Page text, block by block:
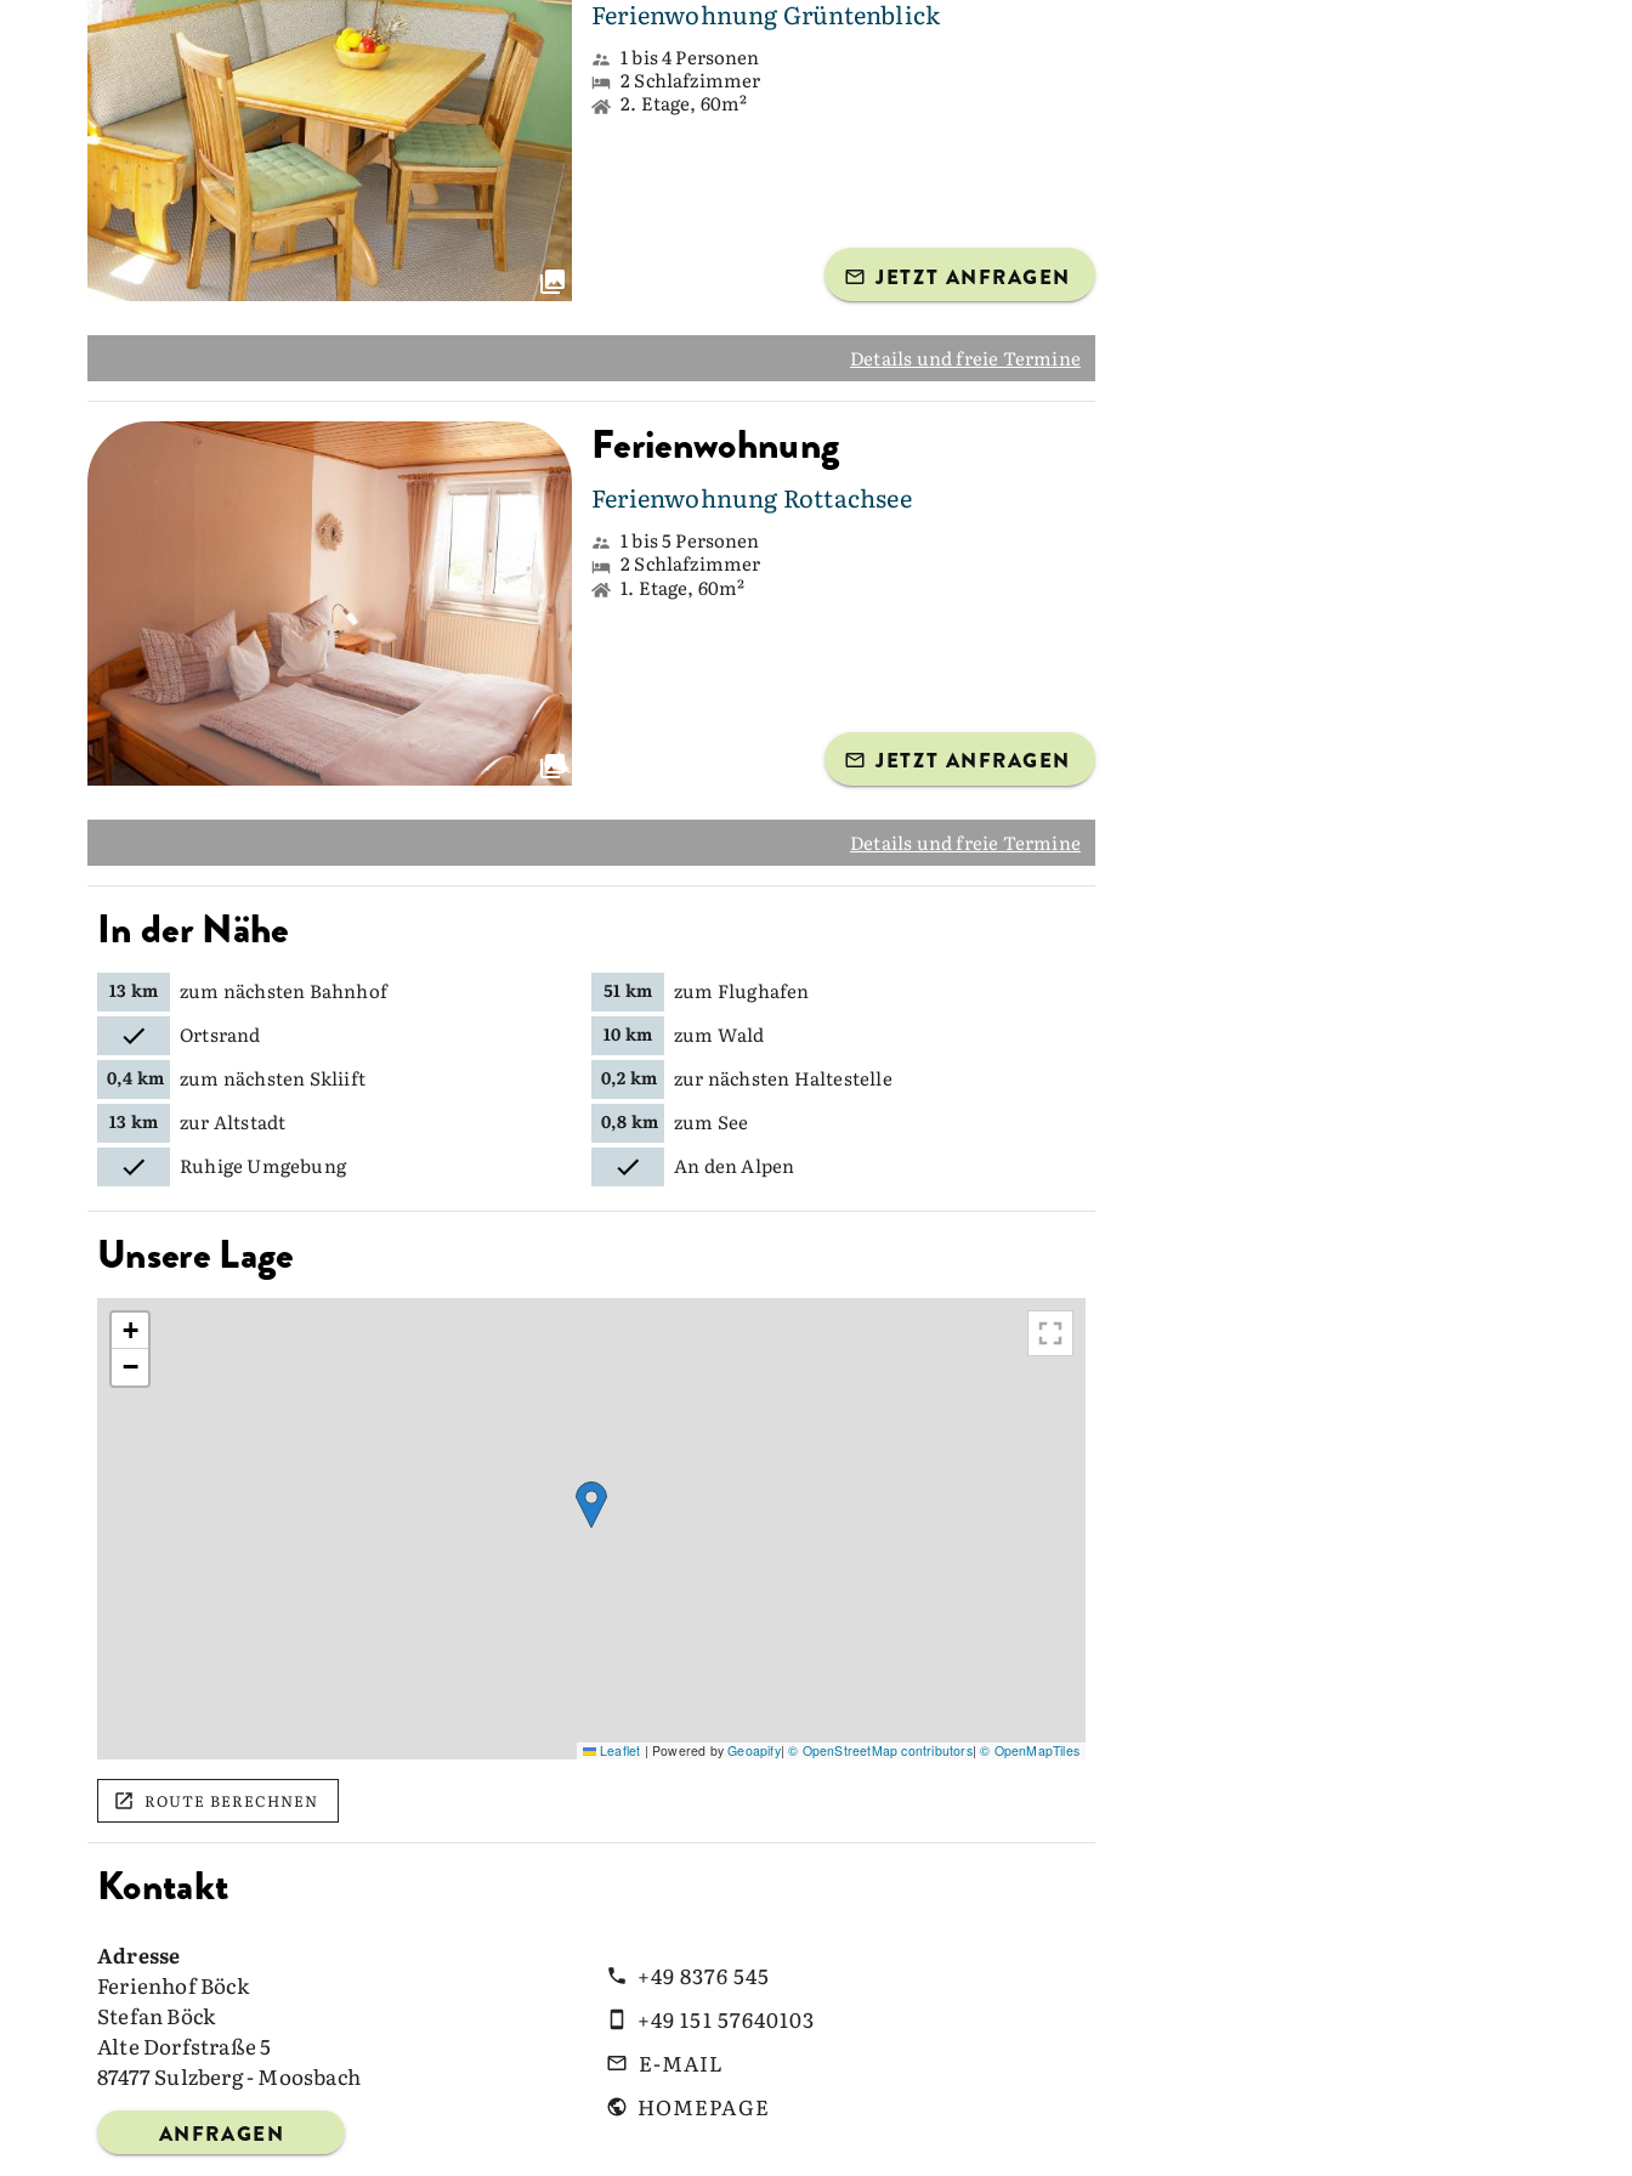
Ferienwohnung Grüntenblick
1 bis 4 Personen
2 Schlafzimmer
2. Etage, 60m²
JETZT ANFRAGEN
Details und freie Termine
Ferienwohnung
Ferienwohnung Rottachsee
1 bis 5 Personen
2 Schlafzimmer
1. Etage, 60m²
JETZT ANFRAGEN
Details und freie Termine
In der Nähe
13 km zum nächsten Bahnhof 51 km
zum Flughafen
Ortsrand
10 km zum Wald
0,4 km zum nächsten Skliift 0,2 km zur nächsten Haltestelle
13 km zur Altstadt 0,8 km
zum See
Ruhige Umgebung
An den Alpen
Unsere Lage
+
−
Leaflet | Powered byGeoapify|© OpenStreetMap contributors|© OpenMapTiles
ROUTE BERECHNEN
Kontakt
Adresse
Ferienhof Böck
Stefan Böck
Alte Dorfstraße 5
87477 Sulzberg - Moosbach
ANFRAGEN
+49 8376 545
+49 151 57640103
E-MAIL
HOMEPAGE